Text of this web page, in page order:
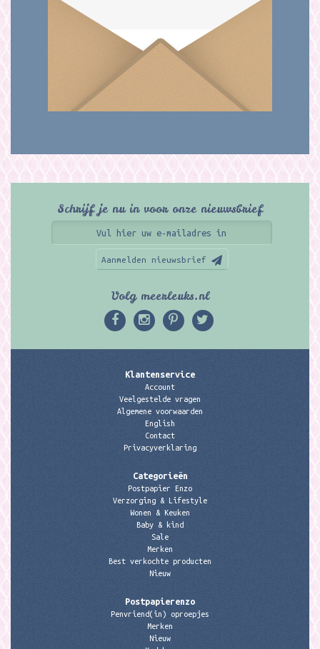
Schrijf je nu in voor onze nieuwsbrief
Aanmelden nieuwsbrief
Volg meerleuks.nl
Klantenservice
Account
Veelgestelde vragen
Algemene voorwaarden
English
Contact
Privacyverklaring
Categorieën
Postpapier Enzo
Verzorging & Lifestyle
Wonen & Keuken
Baby & kind
Sale
Merken
Best verkochte producten
Nieuw
Postpapierenzo
Penvriend(in) oproepjes
Merken
Nieuw